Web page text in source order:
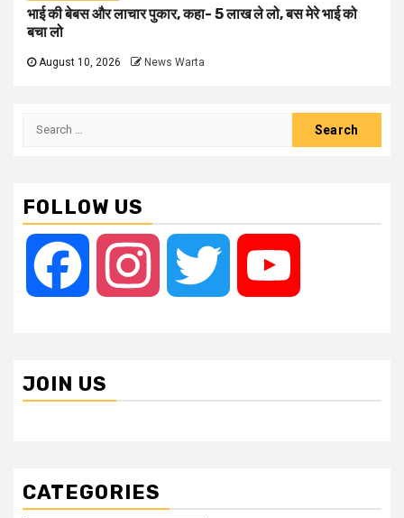
भाई की बेबस और लाचार पुकार, कहा- 5 लाख ले लो, बस मेरे भाई को
बचा लो
August 10, 2026 News Warta
Search
FOLLOW US
Facebook Instagram Twitter
JOIN US
CATEGORIES